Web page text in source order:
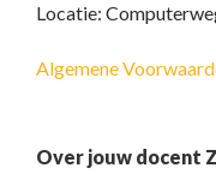
Locatie:
Algemene
Over jouw docent